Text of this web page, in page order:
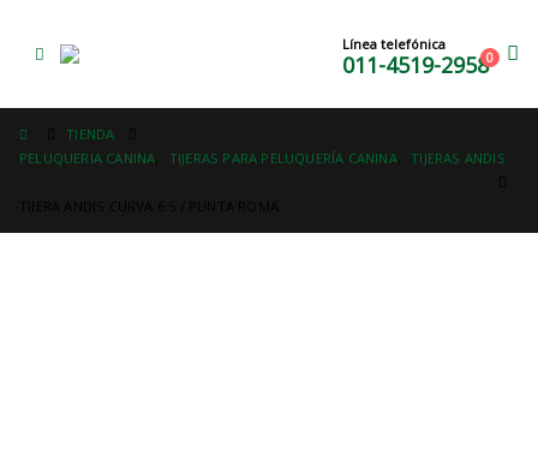
Línea telefónica
011-4519-29580
TIENDA
PELUQUERIA CANINA
TIJERAS PARA PELUQUERÍA CANINA, TIJERAS ANDIS